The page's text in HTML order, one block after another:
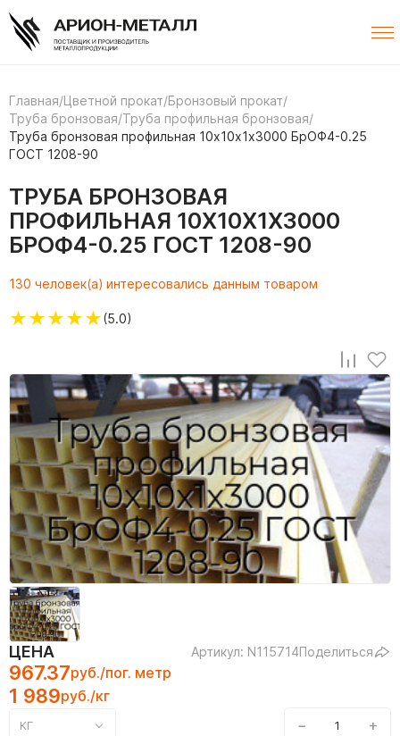
Главная/Цветной прокат/Бронзовый прокат/
Труба бронзовая/Труба профильная бронзовая/
Труба бронзовая профильная 10х10х1х3000 БрОФ4-0.25
ГОСТ 1208-90
ТРУБА БРОНЗОВАЯ
ПРОФИЛЬНАЯ 10Х10Х1Х3000
БРОФ4-0.25 ГОСТ 1208-90
130 человек(а) интересовались данным товаром
★★★★★(5.0)
ЦЕНА Артикул: N115714Поделиться
967.37руб./пог. метр
1 989руб./кг
КГ − +